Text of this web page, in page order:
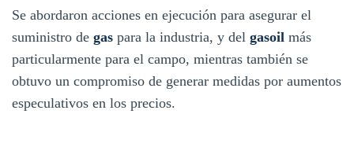
Se abordaron acciones en ejecución para asegurar el
suministro de gas para la industria, y del gasoil más
particularmente para el campo, mientras también se
obtuvo un compromiso de generar medidas por aumentos
especulativos en los precios.